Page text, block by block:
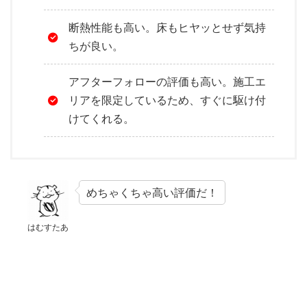
断熱性能も高い。床もヒヤッとせず気持
ちが良い。
アフターフォローの評価も高い。施工エ
リアを限定しているため、すぐに駆け付
けてくれる。
はむすたあ
めちゃくちゃ高い評価だ！